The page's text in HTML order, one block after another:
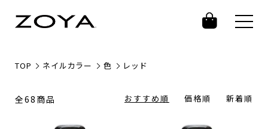
TOP ネイルカラー 色 レッド
全68商品 おすすめ順 価格順 新着順